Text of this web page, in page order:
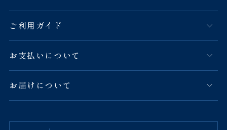
ご利用ガイド
お支払いについて
お届けについて